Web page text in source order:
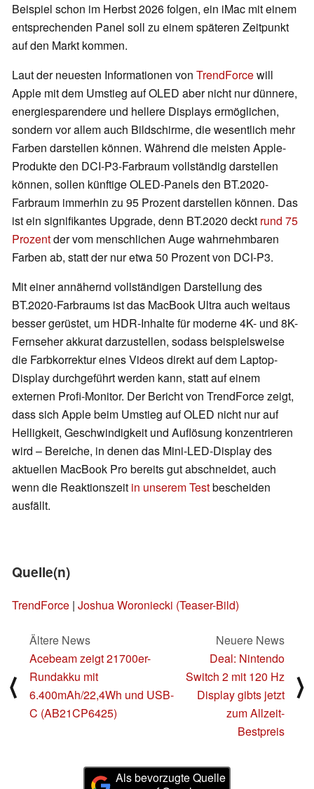
Beispiel schon im Herbst 2026 folgen, ein iMac mit einem
entsprechenden Panel soll zu einem späteren Zeitpunkt
auf den Markt kommen.
Laut der neuesten Informationen von TrendForcewill
Apple mit dem Umstieg auf OLED aber nicht nur dünnere,
energiesparendere und hellere Displays ermöglichen,
sondern vor allem auch Bildschirme, die wesentlich mehr
Farben darstellen können. Während die meisten Apple-
Produkte den DCI-P3-Farbraum vollständig darstellen
können, sollen künftige OLED-Panels den BT.2020-
Farbraum immerhin zu 95 Prozent darstellen können. Das
ist ein signifikantes Upgrade, denn BT.2020 deckt rund 75
Prozentder vom menschlichen Auge wahrnehmbaren
Farben ab, statt der nur etwa 50 Prozent von DCI-P3.
Mit einer annähernd vollständigen Darstellung des
BT.2020-Farbraums ist das MacBook Ultra auch weitaus
besser gerüstet, um HDR-Inhalte für moderne 4K- und 8K-
Fernseher akkurat darzustellen, sodass beispielsweise
die Farbkorrektur eines Videos direkt auf dem Laptop-
Display durchgeführt werden kann, statt auf einem
externen Profi-Monitor. Der Bericht von TrendForce zeigt,
dass sich Apple beim Umstieg auf OLED nicht nur auf
Helligkeit, Geschwindigkeit und Auflösung konzentrieren
wird – Bereiche, in denen das Mini-LED-Display des
aktuellen MacBook Pro bereits gut abschneidet, auch
wenn die Reaktionszeit in unserem Testbescheiden
ausfällt.
Quelle(n)
TrendForce | Joshua Woroniecki (Teaser-Bild)
⟨
Ältere News
Acebeam zeigt 21700er-
Rundakku mit
6.400mAh/22,4Wh und USB-
C (AB21CP6425)
Neuere News
Deal: Nintendo
Switch 2 mit 120 Hz
Display gibts jetzt
zum Allzeit-
Bestpreis
⟩
Als bevorzugte Quelle